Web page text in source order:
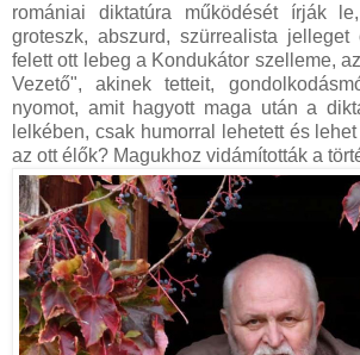
romániai diktatúra működését írják
groteszk, abszurd, szürrealista jelleget
felett ott lebeg a Kondukátor szelleme,
Vezető", akinek tetteit,
nyomot, amit hagyott maga után a
lelkében, csak humorral lehetett és
az ott élők? Magukhoz vidámították a